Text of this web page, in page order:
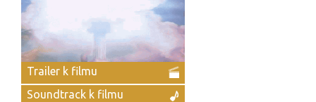
Trailer k filmu
Soundtrack k filmu